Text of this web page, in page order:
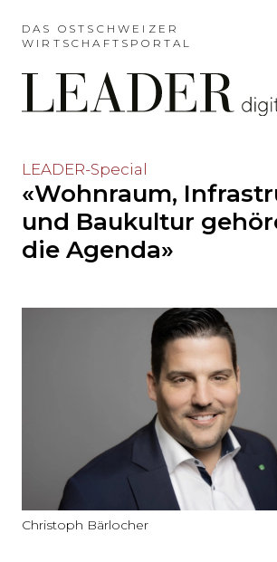
das
Hauptmenü
auslassen
und
Inhalt
springen?
DAS OSTSCHWEIZER
WIRTSCHAFTSPORTAL
Möchten
Hauptinhalt
auslassen
zum
LEADER-Special
«Wohnraum,
und Baukultur
die Agenda»
Christoph Bärlocher